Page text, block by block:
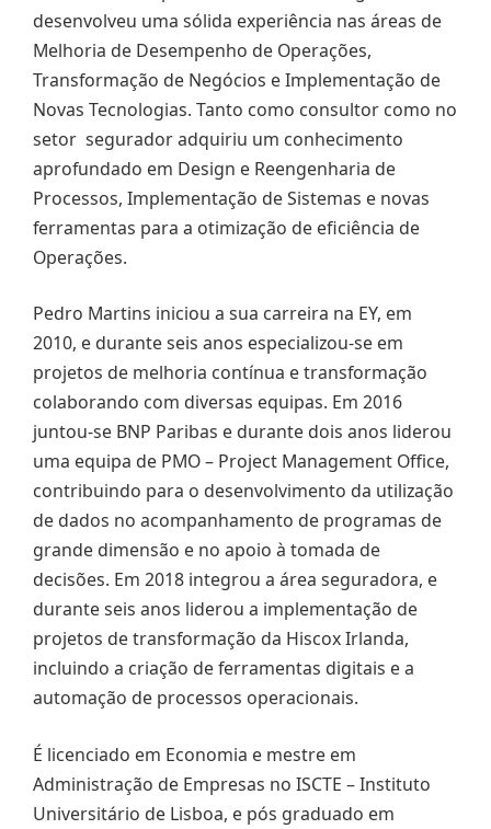
desenvolveu uma sólida experiência nas áreas de
Melhoria de Desempenho de Operações,
Transformação de Negócios e Implementação de
Novas Tecnologias. Tanto como consultor como no
setor segurador adquiriu um conhecimento
aprofundado em Design e Reengenharia de
Processos, Implementação de Sistemas e novas
ferramentas para a otimização de eficiência de
Operações.
Pedro Martins iniciou a sua carreira na EY, em
2010, e durante seis anos especializou-se em
projetos de melhoria contínua e transformação
colaborando com diversas equipas. Em 2016
juntou-se BNP Paribas e durante dois anos liderou
uma equipa de PMO – Project Management Office,
contribuindo para o desenvolvimento da utilização
de dados no acompanhamento de programas de
grande dimensão e no apoio à tomada de
decisões. Em 2018 integrou a área seguradora, e
durante seis anos liderou a implementação de
projetos de transformação da Hiscox Irlanda,
incluindo a criação de ferramentas digitais e a
automação de processos operacionais.
É licenciado em Economia e mestre em
Administração de Empresas no ISCTE – Instituto
Universitário de Lisboa, e pós graduado em